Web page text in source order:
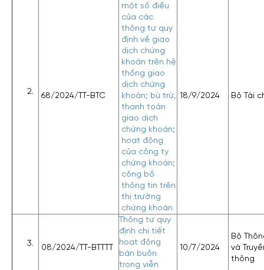
68/2024/TT-BTC
một số điều
của các
thông tư quy
định về giao
dịch chứng
khoán trên hệ
thống giao
dịch chứng
khoán; bù trừ,
thanh toán
giao dịch
chứng khoán;
hoạt động
của công ty
chứng khoán;
công bố
thông tin trên
thị trường
chứng khoán
18/9/2024 Bộ Tài
08/2024/TT-BTTTT
Thông tư quy
định chi tiết
hoạt động
bán buôn
trong viễn
10/7/2024
Bộ
và
thông